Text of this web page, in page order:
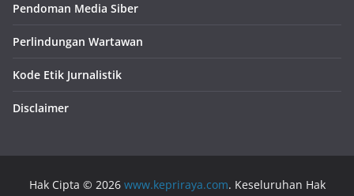
Pendoman Media Siber
Perlindungan Wartawan
Kode Etik Jurnalistik
Disclaimer
Hak Cipta © 2026 www.kepriraya.com. Keseluruhan Hak